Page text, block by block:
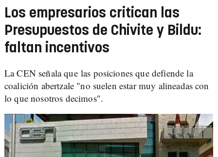
Los empresarios critican las
Presupuestos de Chivite y Bildu:
faltan incentivos
La CEN señala que las posiciones que defiende la
coalición abertzale "no suelen estar muy alineadas con
lo que nosotros decimos".